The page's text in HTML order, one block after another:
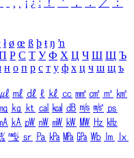
˚ ˙ ¸ ¡ ¿ ː ！ ＇ ， ． ／
：
ł ø œ ß þ ŧ ŋ ŉ
Р С Т У Ф Х Ц Ч Ш Щ Ъ
н о п р с т у ф х ц ч ш щ ъ
㎕ ㎖ ㎗ ℓ ㎘ ㏄ ㎣ ㎤ ㎥ ㎦
㎏ ㏏ ㎈ ㎉ ㏈ ㎧ ㎨ ㎰
㎄ ㎺ ㎻ ㎽ ㎾ ㎿ ㎐ ㎑
㎯ ㏛ ㎩ ㎪ ㎫ ㎬ ㏝ ㏐
㏓